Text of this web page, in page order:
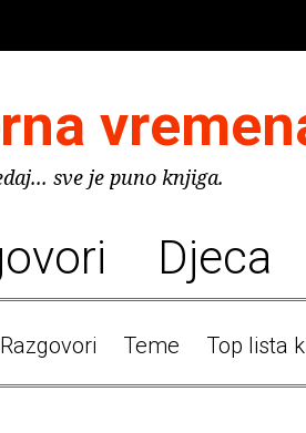
sve je puno knjiga.
Djeca
Razgovori Teme Top lista